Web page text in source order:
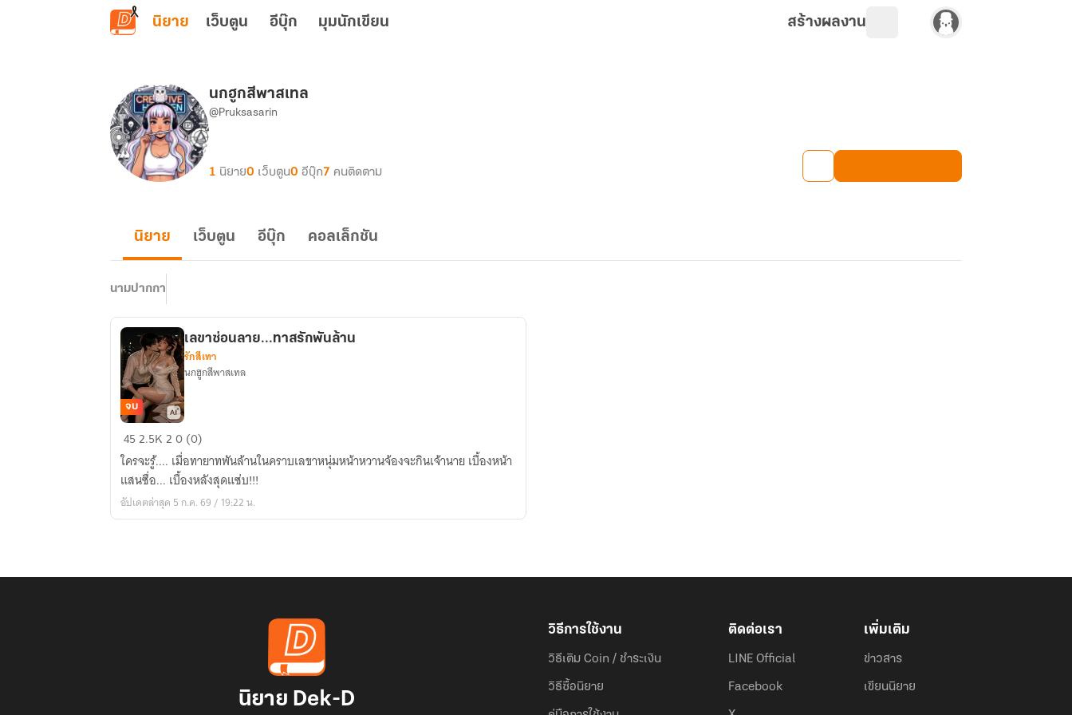
ข้ามไปยังเนื้อหาหลัก
นิยาย เว็บตูน อีบุ๊ก มุมนักเขียน สร้างผลงาน
นกฮูกสีพาสเทล
@Pruksasarin
1 นิยาย0 เว็บตูน0 อีบุ๊ก7 คนติดตาม
นิยาย เว็บตูน อีบุ๊ก คอลเล็กชัน
นามปากกา
เลขา
ซ่อน
ลาย...ทาส
รัก
พัน
จบ
เลขาซ่อนลาย...ทาสรักพันล้าน
รักสีเทา
นกฮูกสีพาสเทล
452.5K20 (0)
ใครจะรู้.... เมื่อทายาทพันล้านในคราบเลขาหนุ่มหน้าหวานจ้องจะกินเจ้านาย เบื้องหน้า
แสนซื่อ... เบื้องหลังสุดแซ่บ!!!
อัปเดตล่าสุด 5 ก.ค. 69 / 19:22 น.
นิยาย Dek-D
วิธีการใช้งาน
วิธีเติม Coin / ชำระเงิน
วิธีซื้อนิยาย
ติดต่อเรา
LINE Official
Facebook
เพิ่มเติม
ข่าวสาร
เขียนนิยาย